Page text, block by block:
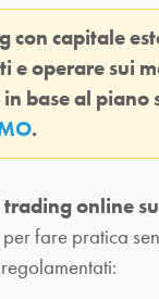
con capitale
e operare sui
base al
.
trading online
per fare pratica